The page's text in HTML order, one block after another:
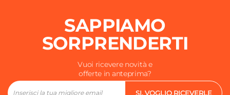
SAPPIAMO
SORPRENDERTI
Vuoi ricevere novità e
offerte in anteprima?
SI, VOGLIO RICEVERLE